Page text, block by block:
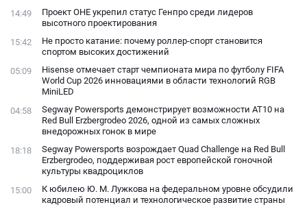
14:49
Проект ОНЕ укрепил статус Генпро среди лидеров
высотного проектирования
15:42
Не просто катание: почему роллер-спорт становится
спортом высоких достижений
05:09
Hisense отмечает старт чемпионата мира по футболу FIFA
World Cup 2026 инновациями в области технологий RGB
MiniLED
04:58
Segway Powersports демонстрирует возможности AT10 на
Red Bull Erzbergrodeo 2026, одной из самых сложных
внедорожных гонок в мире
18:18
Segway Powersports возрождает Quad Challenge на Red Bull
Erzbergrodeo, поддерживая рост европейской гоночной
культуры квадроциклов
15:00
К юбилею Ю. М. Лужкова на федеральном уровне обсудили
кадровый потенциал и технологическое развитие страны